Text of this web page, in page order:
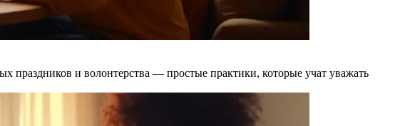
праздников и волонтерства — простые практики, которые учат уважать